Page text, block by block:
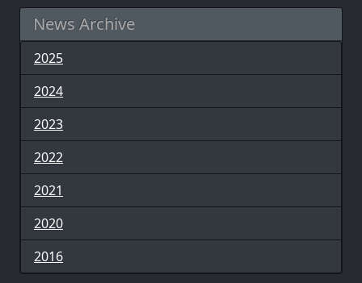
News Archive
2025
2024
2023
2022
2021
2020
2016